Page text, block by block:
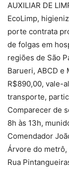
AUXILIAR DE
EcoLimp,
porte contrata
de folgas em
regiões de São
Barueri, ABCD e
R$890,00, vale-
transporte,
Comparecer de
8h às 13h,
Comendador
Árvore do metrô,
Rua